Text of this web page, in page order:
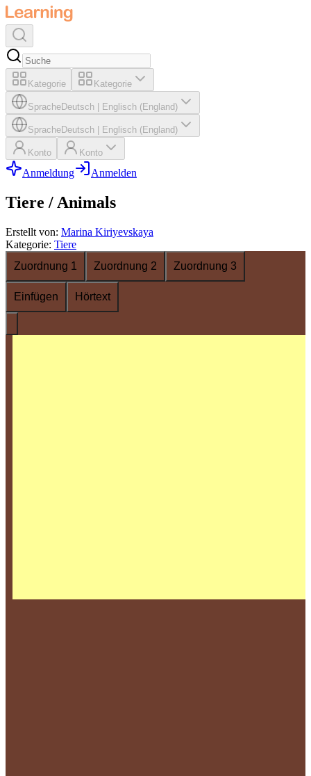
Kategorie Kategorie
SpracheDeutsch Englisch (England)
SpracheDeutsch Englisch (England)
Konto Konto
Anmeldung Anmelden
Tiere / Animals
Erstellt von: Marina Kiriyevskaya
Kategorie: Tiere
Zuordnung 1
Zuordnung 2 Zuordnung 3
Einfügen Hörtext